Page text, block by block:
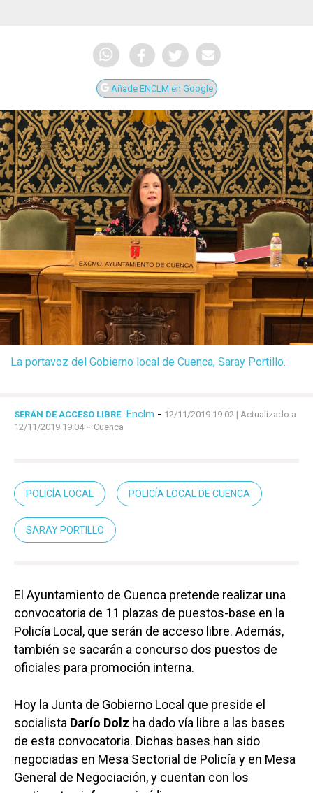
Añade ENCLM en Google
La portavoz del Gobierno local de Cuenca, Saray Portillo.
SERÁN DE ACCESO LIBRE Enclm - 12/11/2019 19:02 | Actualizado a
12/11/2019 19:04- Cuenca
POLICÍA LOCAL POLICÍA LOCAL DE CUENCA
SARAY PORTILLO
El Ayuntamiento de Cuenca pretende realizar una
convocatoria de 11 plazas de puestos-base en la
Policía Local, que serán de acceso libre. Además,
también se sacarán a concurso dos puestos de
oficiales para promoción interna.
Hoy la Junta de Gobierno Local que preside el
socialista Darío Dolz ha dado vía libre a las bases
de esta convocatoria. Dichas bases han sido
negociadas en Mesa Sectorial de Policía y en Mesa
General de Negociación, y cuentan con los